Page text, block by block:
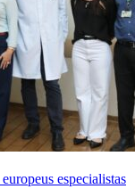
especialistas